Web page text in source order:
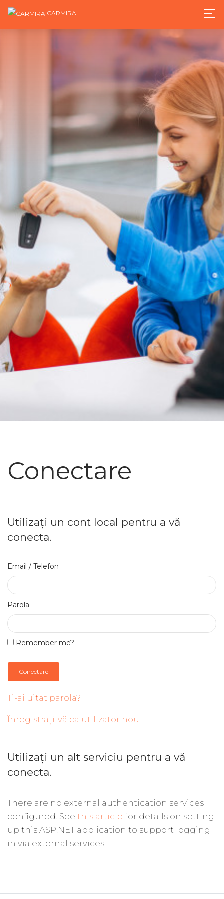
CARMIRA
Conectare
Utilizați un cont local pentru a vă
conecta.
Email / Telefon
Parola
Remember me?
Conectare
Ti-ai uitat parola?
Înregistrați-vă ca utilizator nou
Utilizați un alt serviciu pentru a vă
conecta.
There are no external authentication services
configured. See this article for details on setting
up this ASP.NET application to support logging
in via external services.